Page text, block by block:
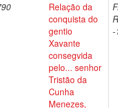
Relação da
conquista do
gentio
Xavante
consegvida
pelo... senhor
Tristão da
Cunha
Menezes,
-